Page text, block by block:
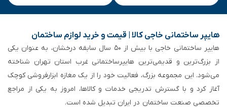
هایپر ساختمانی خاجی‌ کالا | قیمت و خرید لوازم ساختمان
هایپر ساختمانی خاجی‌ با بیش از ۵۰ سال سابقه‌ درخشان، به عنوان یکی
از بزرگ‌ترین و قدیمی‌ترین هایپرساختمانی‌ غرب استان تهران شناخته
می‌شود. این مجموعه بزرگ، فعالیت خود را از یک مغازه ابزارفروشی کوچک
آغاز کرد و با گسترش تدریجی خدمات و کالاها، امروز به یکی از مراجع
تخصصی صنعت ساختمان در ایران تبدیل شده است.